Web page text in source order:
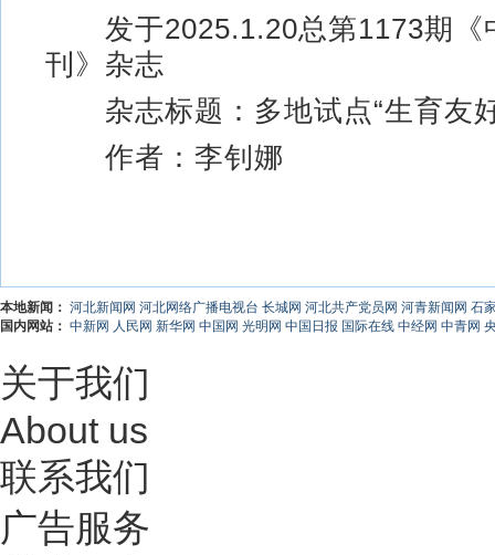
发于2025.1.20总第1173期《
刊》杂志
杂志标题：多地试点“生育友
作者：李钊娜
本地新闻： 河北新闻网 河北网络广播电视台 长城网 河北共产党员网 河青新闻网 石
国内网站： 中新网 人民网 新华网 中国网 光明网 中国日报 国际在线 中经网 中青网
关于我们
About us
联系我们
广告服务